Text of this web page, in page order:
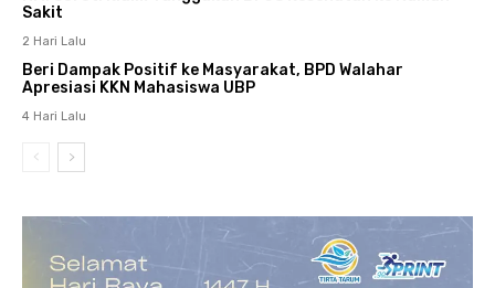
Sakit
2 Hari Lalu
Beri Dampak Positif ke Masyarakat, BPD Walahar
Apresiasi KKN Mahasiswa UBP
4 Hari Lalu